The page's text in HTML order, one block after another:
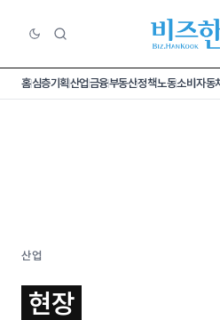
홈심층기획산업금융부동산정책노동소비 자동
산업
현장